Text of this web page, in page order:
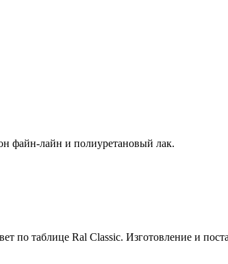
файн-лайн и полиуретановый лак.
по таблице Ral Classic. Изготовление и